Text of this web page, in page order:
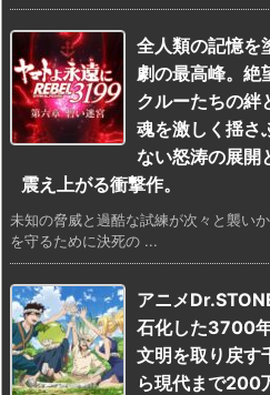
全人類の記憶を
劇の最高峰。絶
クルーたちの絆
魂を激しく揺さ
ない怒涛の展開
震え上がる衝撃作。
未知の脅威と過酷な試練が次々と襲い
を守るために決死の ...
アニメ
石化した3700
文明を取り戻す
ら現代まで200